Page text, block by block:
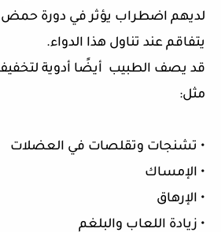
لديهم اضطراب يؤثر في دورة حمض
يتفاقم عند تناول هذا الدواء.
قد يصف الطبيب أيضًا أدوية
مثل:
• تشنجات وتقلصات في العضلات
• الإمساك
• الإرهاق
• زيادة اللعاب والبلغم